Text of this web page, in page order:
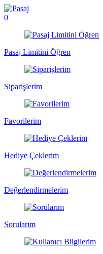
0
Pasaj Limitini Öğren
Siparişlerim
Favorilerim
Hediye Çeklerim
Değerlendirmelerim
Sorularım